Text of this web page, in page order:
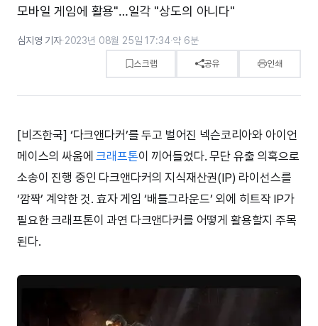
모바일 게임에 활용"…일각 "상도의 아니다"
심지영 기자·2023년 08월 25일 17:34·약 6분
스크랩 공유 인쇄
[비즈한국] ‘다크앤다커’를 두고 벌어진 넥슨코리아와 아이언
메이스의 싸움에크래프톤이 끼어들었다. 무단 유출 의혹으로
소송이 진행 중인 다크앤다커의 지식재산권(IP) 라이선스를
‘깜짝’ 계약한 것. 효자 게임 ‘배틀그라운드’ 외에 히트작 IP가
필요한 크래프톤이 과연 다크앤다커를 어떻게 활용할지 주목
된다.